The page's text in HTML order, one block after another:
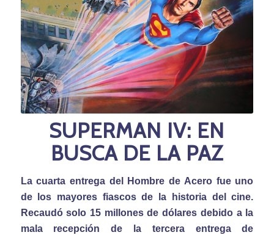
SUPERMAN IV: EN
BUSCA DE LA PAZ
La cuarta entrega del Hombre de Acero fue uno
de los mayores fiascos de la historia del cine.
Recaudó solo 15 millones de dólares debido a la
mala recepción de la tercera entrega de